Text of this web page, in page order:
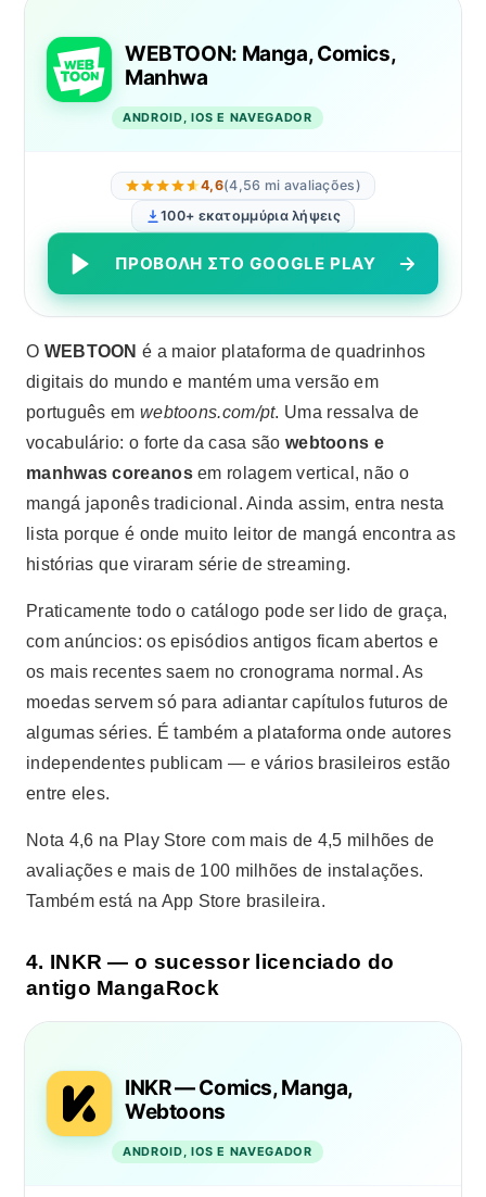
WEBTOON: Manga, Comics,
Manhwa
ANDROID, IOS E NAVEGADOR
4,6(4,56 mi avaliações)
100+ εκατομμύρια λήψεις
ΠΡΟΒΟΛΉ ΣΤΟ GOOGLE PLAY
Ο WEBTOON é a maior plataforma de quadrinhos
digitais do mundo e mantém uma versão em
português em webtoons.com/pt. Uma ressalva de
vocabulário: o forte da casa são webtoons e
manhwas coreanosem rolagem vertical, não o
mangá japonês tradicional. Ainda assim, entra nesta
lista porque é onde muito leitor de mangá encontra as
histórias que viraram série de streaming.
Praticamente todo o catálogo pode ser lido de graça,
com anúncios: os episódios antigos ficam abertos e
os mais recentes saem no cronograma normal. As
moedas servem só para adiantar capítulos futuros de
algumas séries. É também a plataforma onde autores
independentes publicam — e vários brasileiros estão
entre eles.
Nota 4,6 na Play Store com mais de 4,5 milhões de
avaliações e mais de 100 milhões de instalações.
Também está na App Store brasileira.
4. INKR — o sucessor licenciado do
antigo MangaRock
INKR — Comics, Manga,
Webtoons
ANDROID, IOS E NAVEGADOR